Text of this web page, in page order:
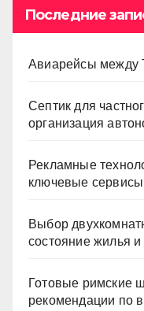
Последние
Авиарейсы между
Септик для
организация
Рекламные
ключевые
Выбор
состояние жилья
Готовые римские
рекомендации по